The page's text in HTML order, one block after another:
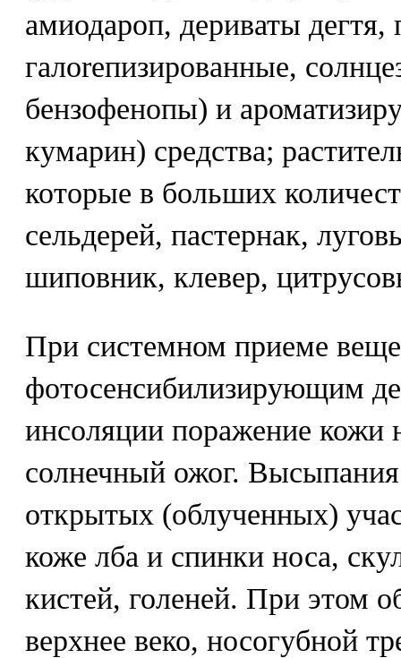
амиодароп, дериваты дегтя,
галoreпизированные,
бензофенопы) и
кумарин) средства;
которые в больших
сельдерей, пастернак,
шиповник, клевер,
При системном приеме
фотосенсибилизирующим
инсоляции поражение кожи
солнечный ожог.
открытых (облученных)
коже лба и спинки носа,
кистей, голеней. При этом
верхнее веко, носогубной